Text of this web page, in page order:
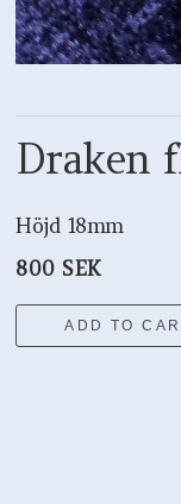
Draken
Höjd 18mm
800 SEK
ADD TO